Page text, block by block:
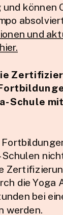
können
und
Schule
die Yoga
bei
werden.